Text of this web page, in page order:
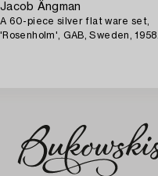
Jacob Ängman
A 60-piece silver flat ware set,
'Rosenholm', GAB, Sweden, 1958-